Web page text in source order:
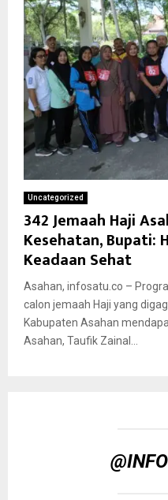
Uncategorized
342 Jemaah Haji
Kesehatan, Bupati:
Keadaan Sehat
Asahan, infosatu.co –
calon jemaah Haji yang
Kabupaten Asahan
Asahan, Taufik Zainal...